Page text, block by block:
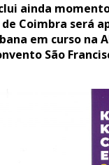
ainda
de Coimbra será
em curso na
São